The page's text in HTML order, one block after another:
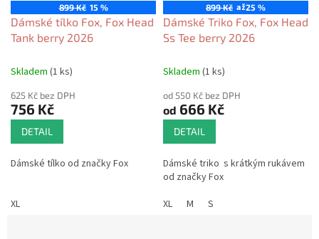
899 Kč 15 %
Dámské tílko Fox, Fox Head
Tank berry 2026
Skladem (1 ks)
625 Kč bez DPH
756 Kč
DETAIL
Dámské tílko od značky Fox
XL
899 Kč až25 %
Dámské Triko Fox, Fox Head
Ss Tee berry 2026
Skladem (1 ks)
od 550 Kč bez DPH
od 666 Kč
DETAIL
Dámské triko s krátkým rukávem
od značky Fox
XL
M S